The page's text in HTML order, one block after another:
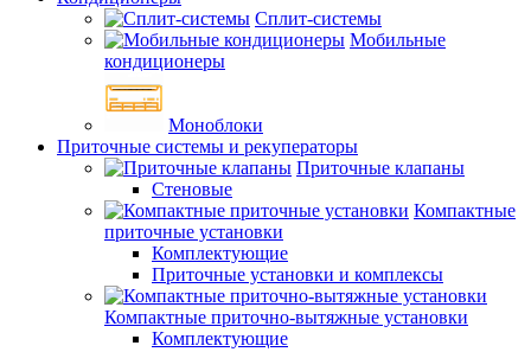
Сплит-системы
Мобильные
кондиционеры
Моноблоки
Приточные системы и рекуператоры
Приточные клапаны
Стеновые
Компактные
приточные установки
Комплектующие
Приточные установки и комплексы
Компактные приточно-вытяжные установки
Комплектующие